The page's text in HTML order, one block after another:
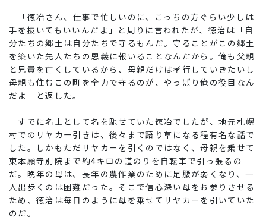
「徳冶さん、仕事で忙しいのに、こっちの方ぐらい少しは
手を抜いてもいいんだよ」と周りに言われたが、徳治は「自
分たちの郷土は自分たちで守るもんだ。守ることがこの郷土
を築いた先人たちの恩義に報いることなんだから。俺も父親
と兄貴を亡くしているから、母親だけは孝行していきたいし
母親も住むこの町を全力で守るのが、やっぱり俺の役目なん
だよ」と返した。
すでに名士として名を馳せていた徳冶でしたが、地元札幌
村でのリヤカー引きは、後々まで語り草になる程有名な話で
した。しかもただリヤカーを引くのではなく、母親を乗せて
東本願寺別院まで約4キロの道のりを自転車で引っ張るの
だ。晩年の母は、長年の農作業のために足腰が弱くなり、一
人出歩くのは困難だった。そこで信心深い母をお参りさせる
ため、徳治は毎日のように母を乗せてリヤカーを引いていた
のだ。